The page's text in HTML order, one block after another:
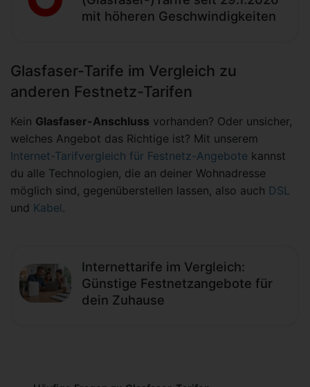
mit höheren Geschwindigkeiten
Glasfaser-Tarife im Vergleich zu
anderen Festnetz-Tarifen
Kein Glasfaser-Anschluss vorhanden? Oder unsicher,
welches Angebot das Richtige ist? Mit unserem
Internet-Tarifvergleich für Festnetz-Angebote kannst
du alle Technologien, die an deiner Wohnadresse
möglich sind, gegenüberstellen lassen, also auch DSL
und Kabel.
Internettarife im Vergleich:
Günstige Festnetzangebote für
dein Zuhause